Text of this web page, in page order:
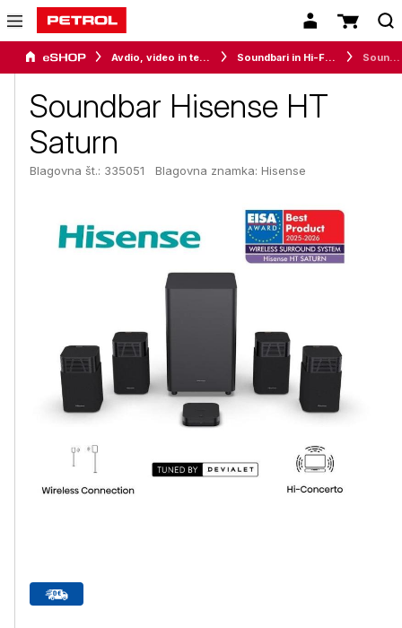
Avdio, video in telefonija Soundbari in Hi-Fi zvočniki Soundbar Hisense HT Saturn
Soundbar Hisense HT
Saturn
Blagovna št.: 335051 Blagovna znamka: Hisense